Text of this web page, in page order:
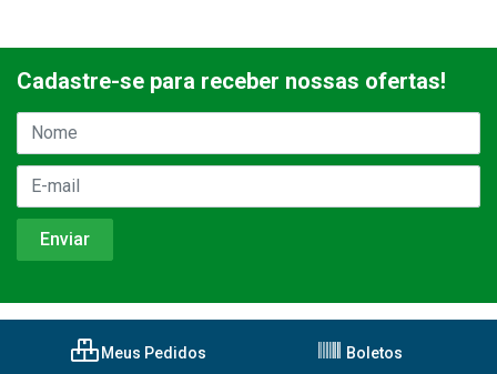
Cadastre-se para receber nossas ofertas!
Meus Pedidos Boletos